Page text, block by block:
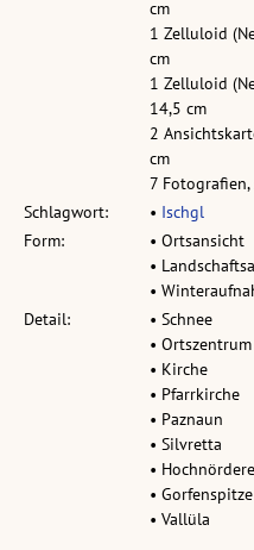
cm
1 Zelluloid
cm
1 Zelluloid
14,5 cm
2
cm
7 Fotografien,
Schlagwort:
• Ischgl
Form:
• Ortsansicht
•
•
Detail:
• Schnee
• Ortszentrum
• Kirche
• Pfarrkirche
• Paznaun
• Silvretta
•
• Gorfenspitze
• Vallüla